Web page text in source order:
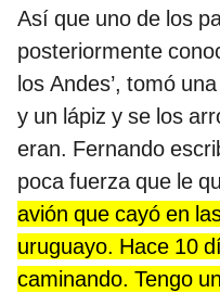
Así que uno de los
posteriormente
los Andes’, tomó
y un lápiz y se los
eran. Fernando
poca fuerza que le
avión que cayó en
uruguayo. Hace 10
caminando. Tengo